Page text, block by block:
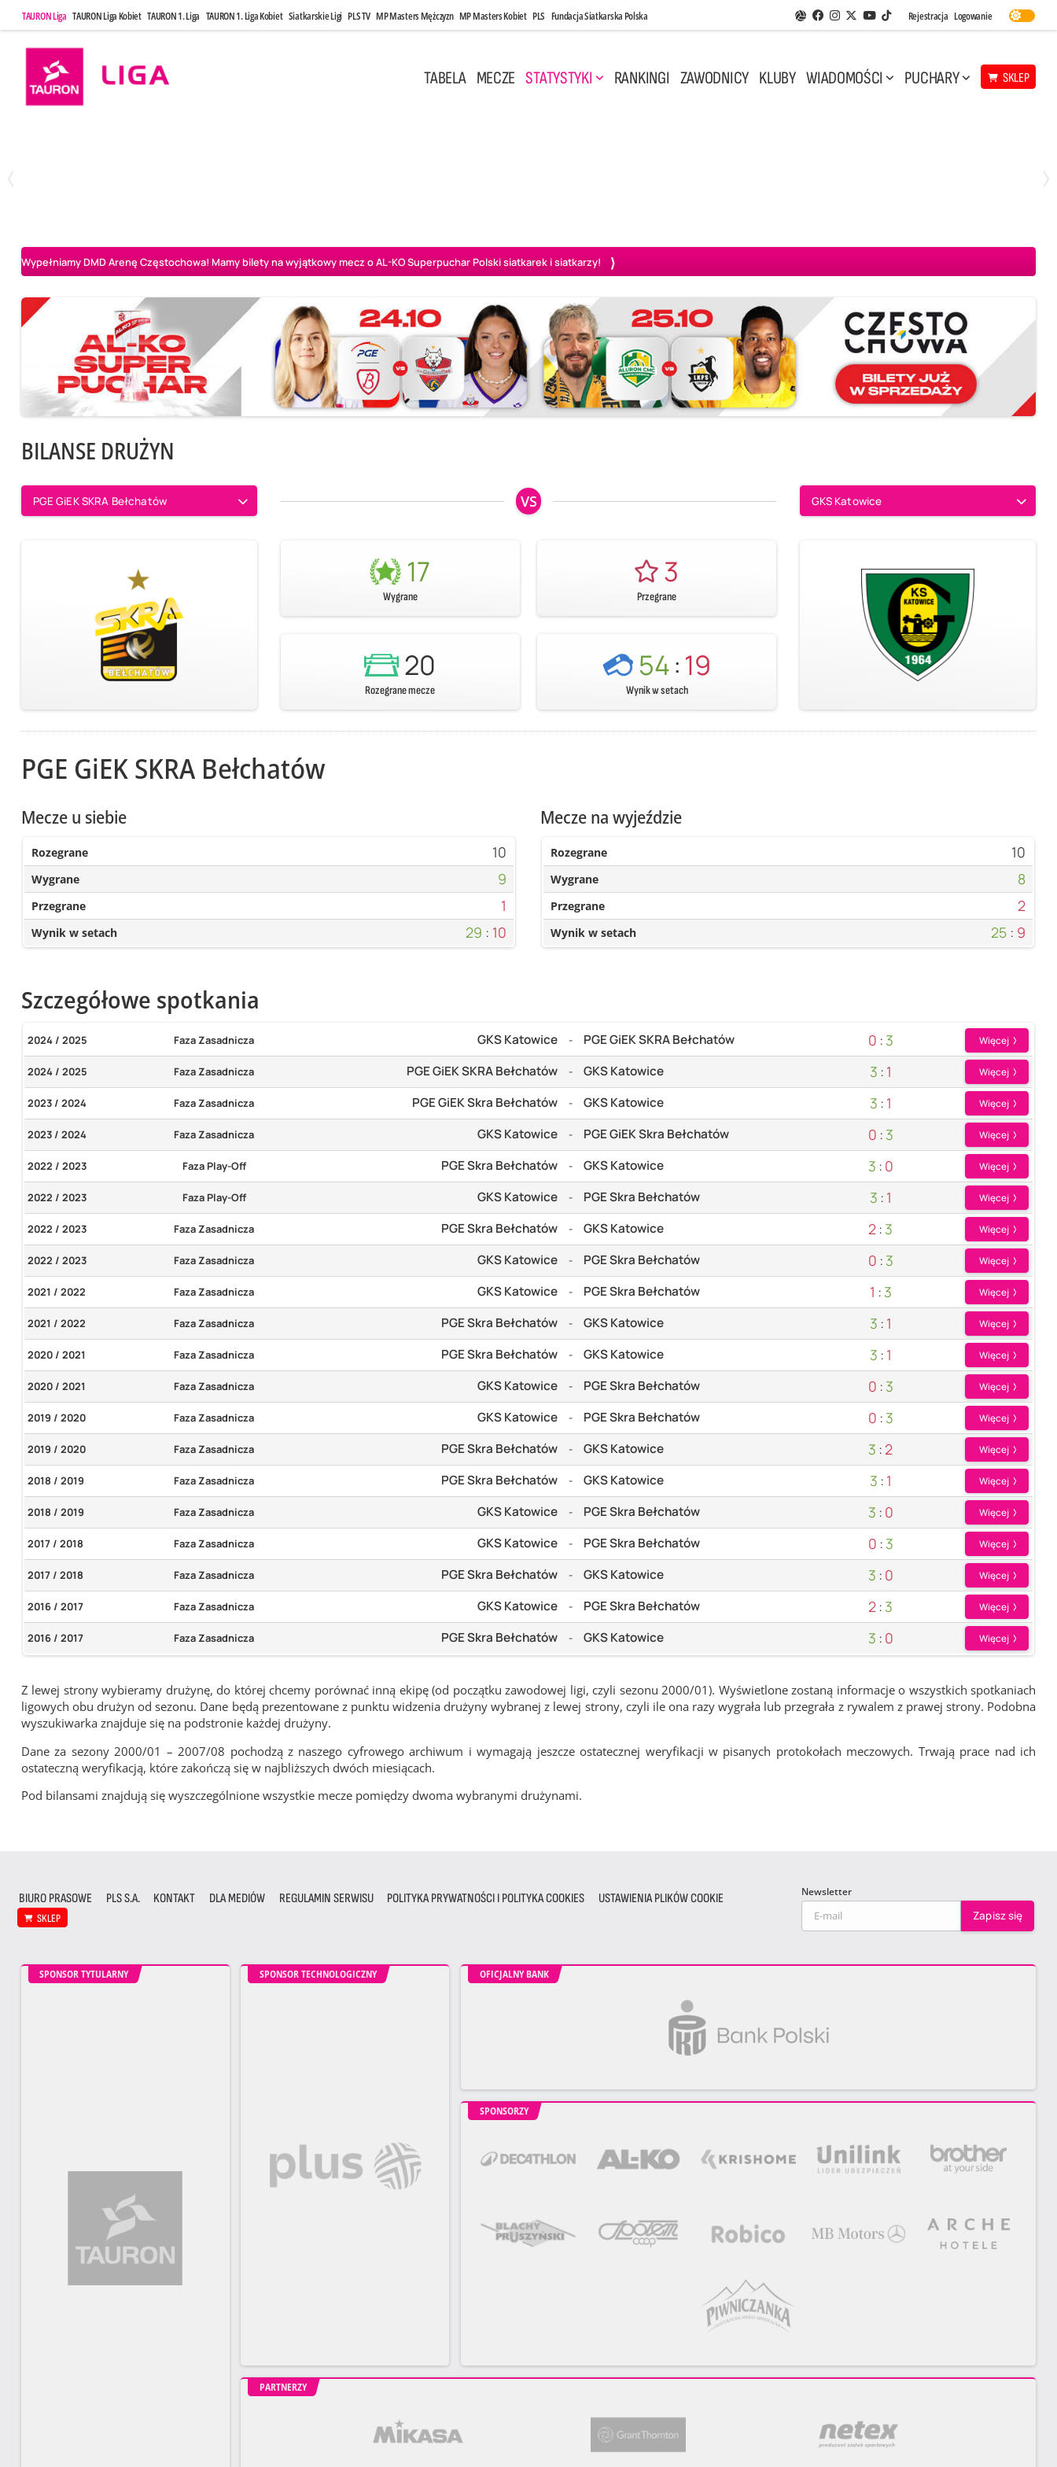
TAURON Liga TAURON Liga Kobiet TAURON 1. Liga TAURON 1. Liga Kobiet Siatkarskie Ligi PLS TV MP Masters Mężczyzn MP Masters Kobiet PLS Fundacja Siatkarska Polska Aplikacja Siatkarskie Ligi
Facebook
Instagram
Twitter
Youtube
TikTok
Rejestracja Logowanie
TABELA MECZE STATYSTYKI RANKINGI ZAWODNICY KLUBY WIADOMOŚCI PUCHARY SKLEP
Wypełniamy DMD Arenę Częstochowa! Mamy bilety na wyjątkowy mecz o AL-KO Superpuchar Polski siatkarek i siatkarzy!
BILANSE DRUŻYN
PGE GiEK SKRA Bełchatów VS GKS Katowice
17
Wygrane
3
Przegrane
20
Rozegrane mecze
54:19
Wynik w setach
PGE GiEK SKRA Bełchatów
Mecze u siebie
Rozegrane 10
Wygrane 9
Przegrane 1
Wynik w setach 29 : 10
Mecze na wyjeździe
Rozegrane 10
Wygrane 8
Przegrane 2
Wynik w setach 25 : 9
Szczegółowe spotkania
2024 / 2025 Faza Zasadnicza GKS Katowice - PGE GiEK SKRA Bełchatów 0 : 3 Więcej
2024 / 2025 Faza Zasadnicza PGE GiEK SKRA Bełchatów - GKS Katowice 3 : 1 Więcej
2023 / 2024 Faza Zasadnicza PGE GiEK Skra Bełchatów - GKS Katowice 3 : 1 Więcej
2023 / 2024 Faza Zasadnicza GKS Katowice - PGE GiEK Skra Bełchatów 0 : 3 Więcej
2022 / 2023 Faza Play-Off PGE Skra Bełchatów - GKS Katowice 3 : 0 Więcej
2022 / 2023 Faza Play-Off GKS Katowice - PGE Skra Bełchatów 3 : 1 Więcej
2022 / 2023 Faza Zasadnicza PGE Skra Bełchatów - GKS Katowice 2 : 3 Więcej
2022 / 2023 Faza Zasadnicza GKS Katowice - PGE Skra Bełchatów 0 : 3 Więcej
2021 / 2022 Faza Zasadnicza GKS Katowice - PGE Skra Bełchatów 1 : 3 Więcej
2021 / 2022 Faza Zasadnicza PGE Skra Bełchatów - GKS Katowice 3 : 1 Więcej
2020 / 2021 Faza Zasadnicza PGE Skra Bełchatów - GKS Katowice 3 : 1 Więcej
2020 / 2021 Faza Zasadnicza GKS Katowice - PGE Skra Bełchatów 0 : 3 Więcej
2019 / 2020 Faza Zasadnicza GKS Katowice - PGE Skra Bełchatów 0 : 3 Więcej
2019 / 2020 Faza Zasadnicza PGE Skra Bełchatów - GKS Katowice 3 : 2 Więcej
2018 / 2019 Faza Zasadnicza PGE Skra Bełchatów - GKS Katowice 3 : 1 Więcej
2018 / 2019 Faza Zasadnicza GKS Katowice - PGE Skra Bełchatów 3 : 0 Więcej
2017 / 2018 Faza Zasadnicza GKS Katowice - PGE Skra Bełchatów 0 : 3 Więcej
2017 / 2018 Faza Zasadnicza PGE Skra Bełchatów - GKS Katowice 3 : 0 Więcej
2016 / 2017 Faza Zasadnicza GKS Katowice - PGE Skra Bełchatów 2 : 3 Więcej
2016 / 2017 Faza Zasadnicza PGE Skra Bełchatów - GKS Katowice 3 : 0 Więcej
Z lewej strony wybieramy drużynę, do której chcemy porównać inną ekipę (od początku zawodowej ligi, czyli sezonu 2000/01). Wyświetlone zostaną informacje o wszystkich spotkaniach
ligowych obu drużyn od sezonu. Dane będą prezentowane z punktu widzenia drużyny wybranej z lewej strony, czyli ile ona razy wygrała lub przegrała z rywalem z prawej strony. Podobna
wyszukiwarka znajduje się na podstronie każdej drużyny.
Dane za sezony 2000/01 – 2007/08 pochodzą z naszego cyfrowego archiwum i wymagają jeszcze ostatecznej weryfikacji w pisanych protokołach meczowych. Trwają prace nad ich
ostateczną weryfikacją, które zakończą się w najbliższych dwóch miesiącach.
Pod bilansami znajdują się wyszczególnione wszystkie mecze pomiędzy dwoma wybranymi drużynami.
BIURO PRASOWE PLS S.A. KONTAKT DLA MEDIÓW REGULAMIN SERWISU POLITYKA PRYWATNOŚCI I POLITYKA COOKIES USTAWIENIA PLIKÓW COOKIE
SKLEP
Newsletter
SPONSOR TYTULARNY SPONSOR TECHNOLOGICZNY OFICJALNY BANK
SPONSORZY
PARTNERZY